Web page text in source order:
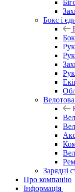
Бокс і
Зарядні
Про компанію
Інформація